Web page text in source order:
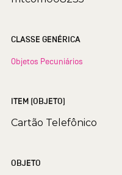
CLASSE GENÉRICA
Objetos Pecuniários
ITEM (OBJETO)
Cartão Telefônico
OBJETO